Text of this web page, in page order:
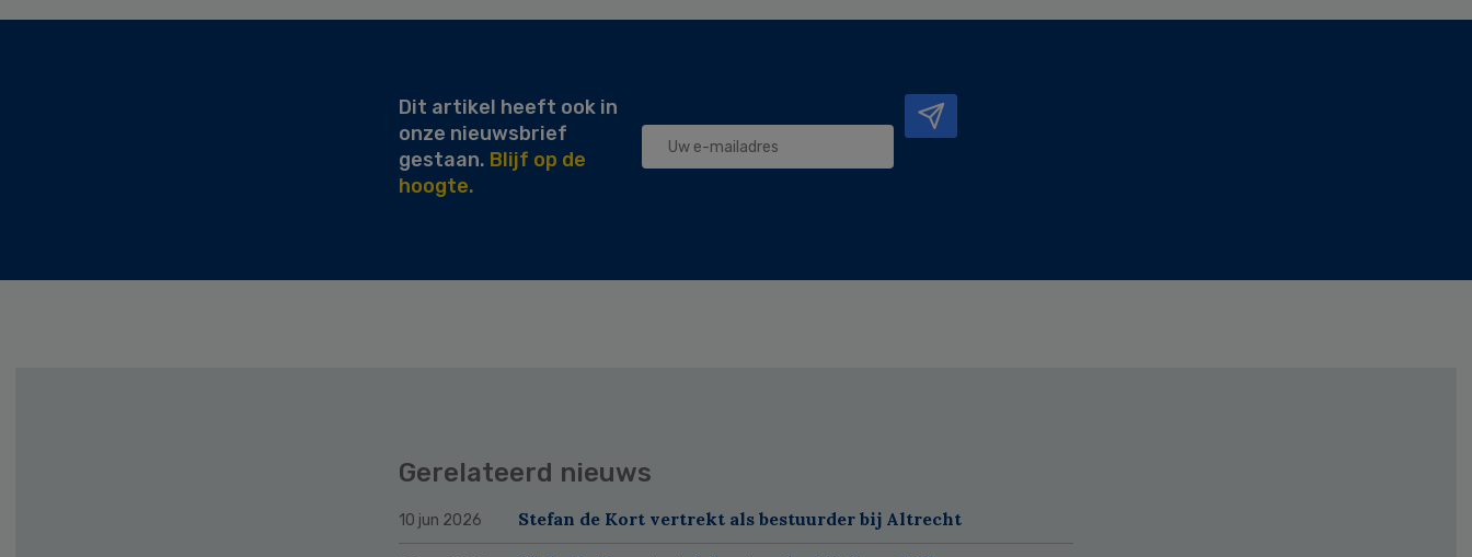
Dit artikel heeft ook in
onze nieuwsbrief
gestaan. Blijf op de
hoogte.
Gerelateerd nieuws
10 jun 2026 Stefan de Kort vertrekt als bestuurder bij Altrecht